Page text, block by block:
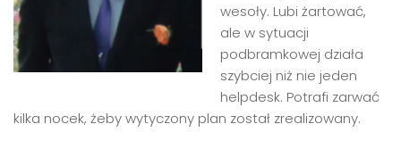
wesoły. Lubi żartować,
ale w sytuacji
podbramkowej działa
szybciej niż nie jeden
helpdesk. Potrafi zarwać
kilka nocek, żeby wytyczony plan został zrealizowany.